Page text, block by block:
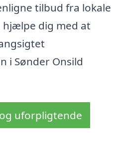
tilbud fra lokale
hjælpe dig med at
i Sønder Onsild
uforpligtende